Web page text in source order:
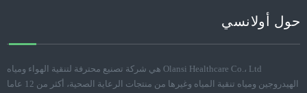
حول أولانسي
Olansi Healthcare Co.، Ltd هي شركة تصنيع محترفة لتنقية الهواء ومياه
الهيدروجين ومياه تنقية المياه وغيرها من منتجات الرعاية الصحية، أكثر من 12 عاما